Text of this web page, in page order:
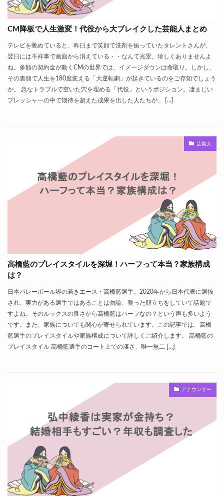
CM降板で人生激変！代役から大ブレイクした芸能人まとめ
テレビを眺めていると、昨日まで笑顔で洗剤を振っていたタレントさんが、
翌日には不祥事で画面から消えている・・なんて光景、珍しくありませんよ
ね。多額の契約金が動くCMの世界では、イメージダウンは命取り。しかし、
その裏側で人生を180度変える「大逆転劇」が起きているのをご存知でしょう
か。 急なトラブルで空いた穴を埋める「代役」というポジション。凄まじい
プレッシャーの中で期待を超えた成果を出した人たちが、 […]
芸能人
高橋藍のプレイスタイルを深堀！ハーフって本当？家族構成
は？
日本バレーボール界の若きエース・高橋藍選手。2020年から日本代表に選抜
され、実力がある選手ではあることは勿論、整った顔立ちをしていて話題で
すよね。そのルックスの良さから高橋藍はハーフなの？という声も多いよう
です。また、家族についても関心が寄せられています。この記事では、高橋
藍選手のプレイスタイルや家族構成について詳しくご紹介します。 高橋藍の
プレイスタイル 高橋藍選手のコート上での凄さ、唯一無二 […]
アナウンサー